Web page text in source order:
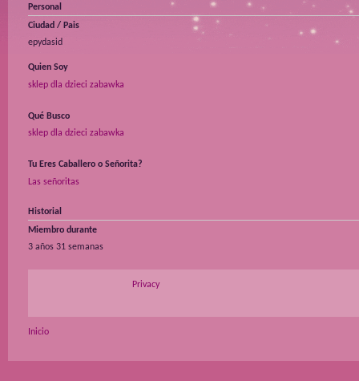
Personal
Ciudad / Pais
epydasid
Quien Soy
sklep dla dzieci zabawka
Qué Busco
sklep dla dzieci zabawka
Tu Eres Caballero o Señorita?
Las señoritas
Historial
Miembro durante
3 años 31 semanas
Privacy
Inicio